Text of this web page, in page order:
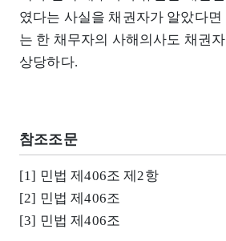
였다는 사실을 채권자가 알았다면
는 한 채무자의 사해의사도 채권
상당하다.
참조조문
[1] 민법 제406조 제2항
[2] 민법 제406조
[3] 민법 제406조